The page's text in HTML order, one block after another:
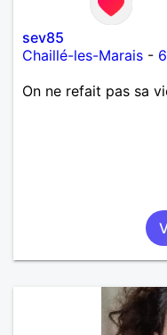
sev85
Chaillé-les-Marais -
On ne refait pas sa